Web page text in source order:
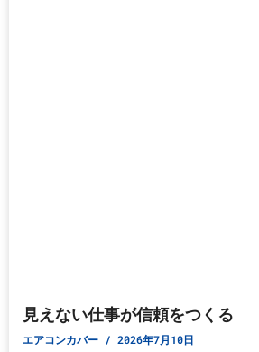
見えない仕事が信頼をつくる
エアコンカバー 2026年7月10日